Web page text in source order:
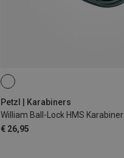
Petzl | Karabiners
William Ball-Lock HMS Karabiner
€ 26,95
BALL-LOCK